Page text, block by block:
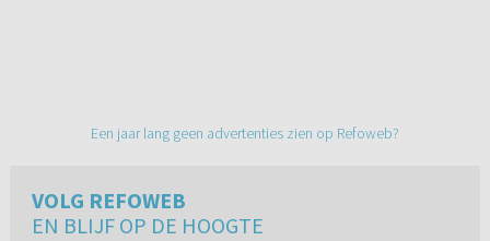
Een jaar lang geen advertenties zien op Refoweb?
VOLG REFOWEB
EN BLIJF OP DE HOOGTE